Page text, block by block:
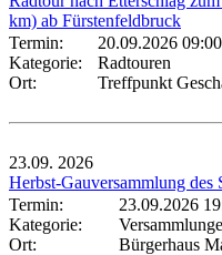
km) ab Fürstenfeldbruck
Termin:
20.09.2026
Kategorie:
Radtouren
Ort:
Treffpunkt
23.09. 2026
Herbst-Gauversammlung
Termin:
23.09.2026
Kategorie:
Ort:
Bürgerhaus